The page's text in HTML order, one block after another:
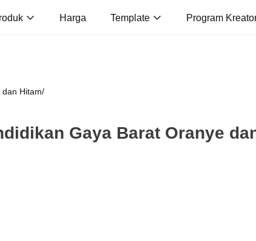
Harga Template Program
Hitam/
Gaya Barat Oranye